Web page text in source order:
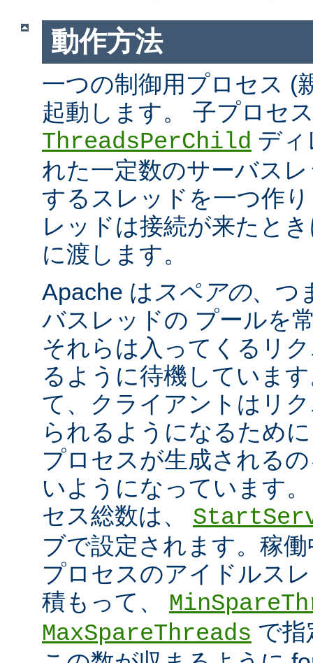
動作方法
一つの制御用プロセス (
起動します。 子プロセ
ThreadsPerChild デ
れた一定数のサーバス
するスレッドを一つ作
レッドは接続が来たと
に渡します。
Apache は スペアの、つ
バスレッドの プールを
それらは入ってくるリ
るように待機していま
て、クライアントはリ
られるようになるため
プロセスが生成される
いようになっています
セス総数は、
ブで設定されます。稼
プロセスのアイドルス
積もって、
MaxSpareThreads で指